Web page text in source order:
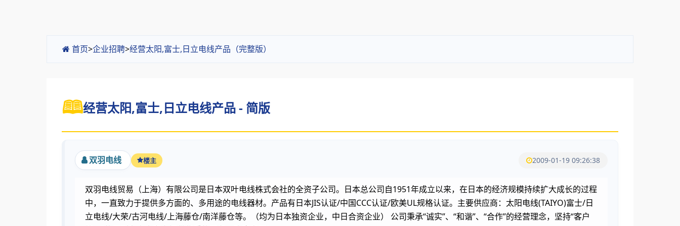
首页>企业招聘>经营太阳,富士,日立电线产品（完整版）
经营太阳,富士,日立电线产品 - 简版
双羽电线 楼主 2009-01-19 09:26:38
双羽电线贸易（上海）有限公司是日本双叶电线株式会社的全资子公司。日本总公司自1951年成立以来，在日本的经济规模持续扩大成长的过程
中，一直致力于提供多方面的、多用途的电线器材。产品有日本JIS认证/中国CCC认证/欧美UL规格认证。主要供应商：太阳电线(TAIYO)富士/日
立电线/大荣/古河电线/上海藤仓/南洋藤仓等。（均为日本独资企业，中日合资企业） 公司秉承“诚实”、“和谐”、“合作”的经营理念，坚持“客户